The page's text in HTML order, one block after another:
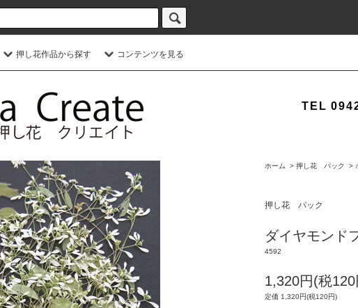
押し花作品から探す コンテンツを見る
TEL
ホーム > 押し花 パック >
押し花 パック
ダイヤモンド
4592
1,320円(税
定価 1,320円(税120円)